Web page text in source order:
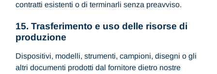
contratti esistenti o di terminarli senza preavviso.
15. Trasferimento e uso delle risorse di
produzione
Dispositivi, modelli, strumenti, campioni, disegni o gli
altri documenti prodotti dal fornitore dietro nostre